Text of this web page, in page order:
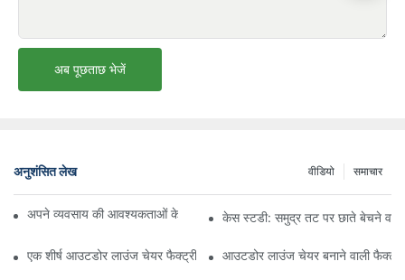
अब पूछताछ भेजें
अनुशंसित लेख समाचार
वीडियो
अपने व्यवसाय की आवश्यकताओं के लिए सही बीच अम्ब्रेला वितरक ढूँढना
केस स्टडी: समुद्र तट पर छाते बेचने
एक शीर्ष आउटडोर लाउंज चेयर फैक्ट्री से क्या उम्मीद करेंआउटडोर लाउंज चेयर बनाने वाली